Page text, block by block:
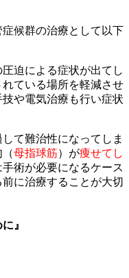
候群の治療として以下
迫による症状が出てし
ている場所を軽減させ
や電気治療も行い症状
て難治性になってしま
母指球筋）が痩せてし
手術が必要になるケース
に治療することが大切
』